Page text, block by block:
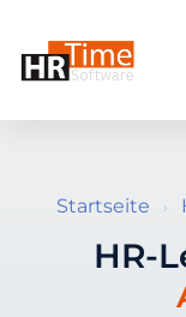
Startseite ›
HR-